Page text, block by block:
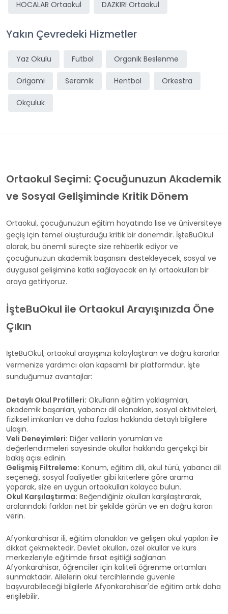
HOCALAR Ortaokul DAZKIRI Ortaokul
Yakın Çevredeki Hizmetler
Yaz Okulu Futbol Organik Beslenme
Origami Seramik Hentbol Orkestra
Okçuluk
Ortaokul Seçimi: Çocuğunuzun Akademik
ve Sosyal Gelişiminde Kritik Dönem
Ortaokul, çocuğunuzun eğitim hayatında lise ve üniversiteye
geçiş için temel oluşturduğu kritik bir dönemdir. İşteBuOkul
olarak, bu önemli süreçte size rehberlik ediyor ve
çocuğunuzun akademik başarısını destekleyecek, sosyal ve
duygusal gelişimine katkı sağlayacak en iyi ortaokulları bir
araya getiriyoruz.
İşteBuOkul ile Ortaokul Arayışınızda Öne
Çıkın
İşteBuOkul, ortaokul arayışınızı kolaylaştıran ve doğru kararlar
vermenize yardımcı olan kapsamlı bir platformdur. İşte
sunduğumuz avantajlar:
Detaylı Okul Profilleri: Okulların eğitim yaklaşımları,
akademik başarıları, yabancı dil olanakları, sosyal aktiviteleri,
fiziksel imkanları ve daha fazlası hakkında detaylı bilgilere
ulaşın.
Veli Deneyimleri: Diğer velilerin yorumları ve
değerlendirmeleri sayesinde okullar hakkında gerçekçi bir
bakış açısı edinin.
Gelişmiş Filtreleme: Konum, eğitim dili, okul türü, yabancı dil
seçeneği, sosyal faaliyetler gibi kriterlere göre arama
yaparak, size en uygun ortaokulları kolayca bulun.
Okul Karşılaştırma: Beğendiğiniz okulları karşılaştırarak,
aralarındaki farkları net bir şekilde görün ve en doğru kararı
verin.
Afyonkarahisar ili, eğitim olanakları ve gelişen okul yapıları ile
dikkat çekmektedir. Devlet okulları, özel okullar ve kurs
merkezleriyle eğitimde fırsat eşitliği sağlanan
Afyonkarahisar, öğrenciler için kaliteli öğrenme ortamları
sunmaktadır. Ailelerin okul tercihlerinde güvenle
başvurabileceği bilgilerle Afyonkarahisar'de eğitim artık daha
erişilebilir.